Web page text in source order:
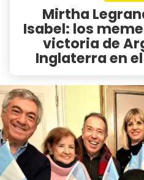
Mirtha
Isabel: los
victoria de
Inglaterra en